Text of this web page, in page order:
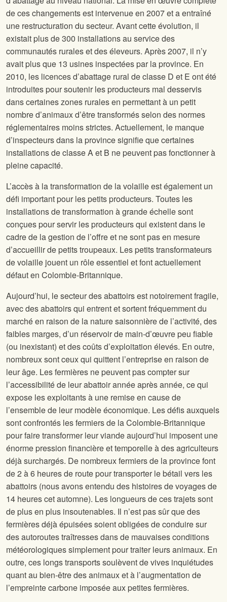
de ces changements est intervenue en 2007 et a entraîné
une restructuration du secteur. Avant cette évolution, il
existait plus de 300 installations au service des
communautés rurales et des éleveurs. Après 2007, il n’y
avait plus que 13 usines inspectées par la province. En
2010, les licences d’abattage rural de classe D et E ont été
introduites pour soutenir les producteurs mal desservis
dans certaines zones rurales en permettant à un petit
nombre d’animaux d’être transformés selon des normes
réglementaires moins strictes. Actuellement, le manque
d’inspecteurs dans la province signifie que certaines
installations de classe A et B ne peuvent pas fonctionner à
pleine capacité.
L’accès à la transformation de la volaille est également un
défi important pour les petits producteurs. Toutes les
installations de transformation à grande échelle sont
conçues pour servir les producteurs qui existent dans le
cadre de la gestion de l’offre et ne sont pas en mesure
d’accueillir de petits troupeaux. Les petits transformateurs
de volaille jouent un rôle essentiel et font actuellement
défaut en Colombie-Britannique.
Aujourd’hui, le secteur des abattoirs est notoirement fragile,
avec des abattoirs qui entrent et sortent fréquemment du
marché en raison de la nature saisonnière de l’activité, des
faibles marges, d’un réservoir de main-d’œuvre peu fiable
(ou inexistant) et des coûts d’exploitation élevés. En outre,
nombreux sont ceux qui quittent l’entreprise en raison de
leur âge. Les fermières ne peuvent pas compter sur
l’accessibilité de leur abattoir année après année, ce qui
expose les exploitants à une remise en cause de
l’ensemble de leur modèle économique. Les défis auxquels
sont confrontés les fermiers de la Colombie-Britannique
pour faire transformer leur viande aujourd’hui imposent une
énorme pression financière et temporelle à des agriculteurs
déjà surchargés. De nombreux fermiers de la province font
de 2 à 6 heures de route pour transporter le bétail vers les
abattoirs (nous avons entendu des histoires de voyages de
14 heures cet automne). Les longueurs de ces trajets sont
de plus en plus insoutenables. Il n’est pas sûr que des
fermières déjà épuisées soient obligées de conduire sur
des autoroutes traîtresses dans de mauvaises conditions
météorologiques simplement pour traiter leurs animaux. En
outre, ces longs transports soulèvent de vives inquiétudes
quant au bien-être des animaux et à l’augmentation de
l’empreinte carbone imposée aux petites fermières.